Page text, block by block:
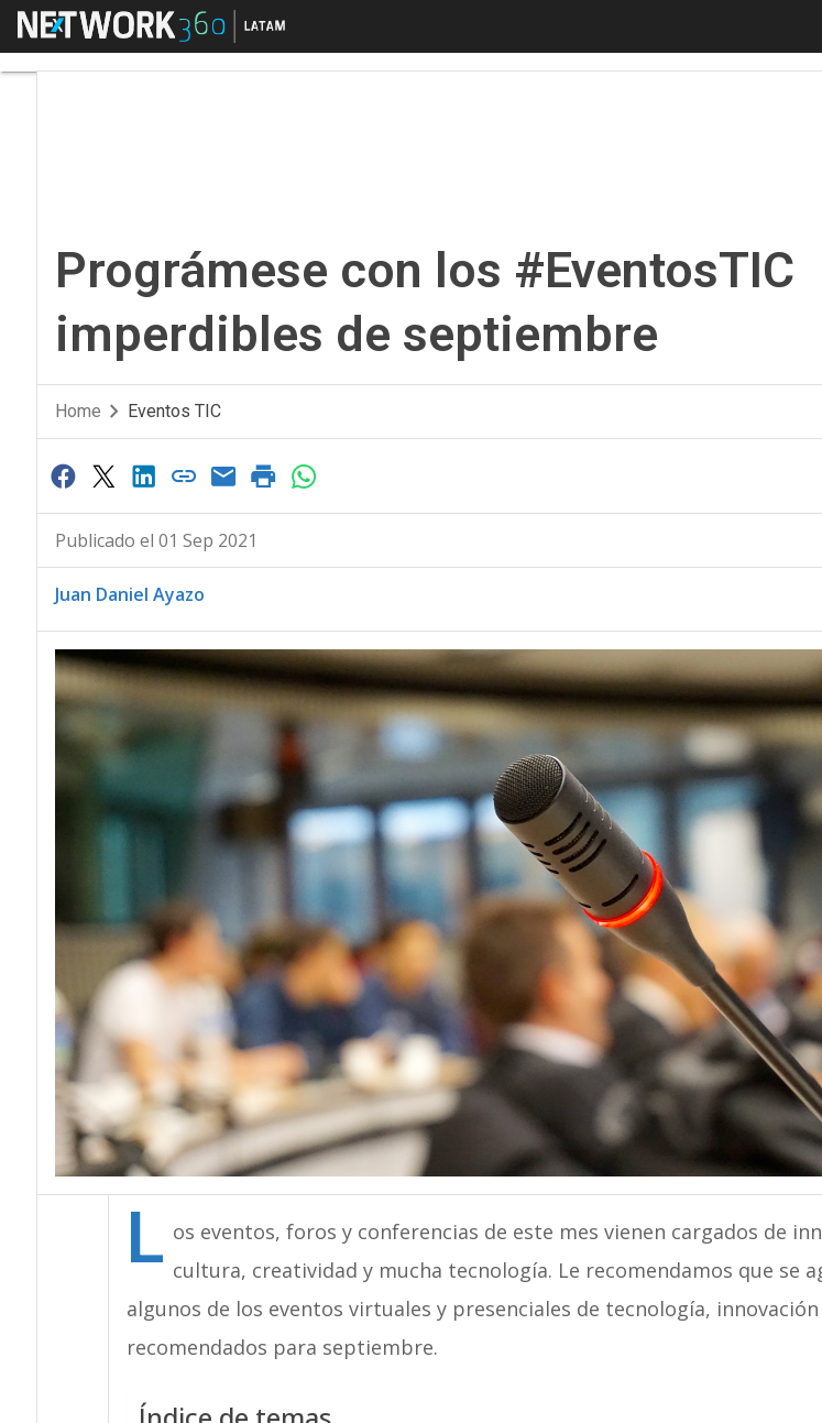
Menú
Prográmese con los #EventosTIC
imperdibles de septiembre
Home Eventos TIC
Publicado el 01 Sep 2021
Juan Daniel Ayazo
L os eventos, foros y conferencias de este mes vienen cargados de
cultura, creatividad y mucha tecnología. Le recomendamos que se
algunos de los eventos virtuales y presenciales de tecnología, innovación
recomendados para septiembre.